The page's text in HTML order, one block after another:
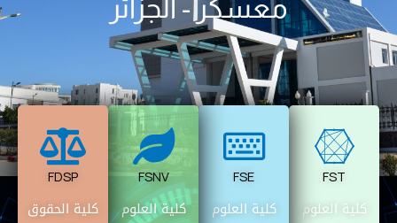
معسكر - الجزائر
FST
كلية العلوم
FSE
كلية العلوم
FSNV
كلية العلوم
FDSP
كلية الحقوق